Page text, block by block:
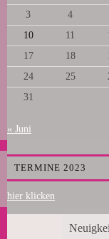
3
4
10
11
17
18
24
25
31
« Juni
TERMINE 2023
hier klicken